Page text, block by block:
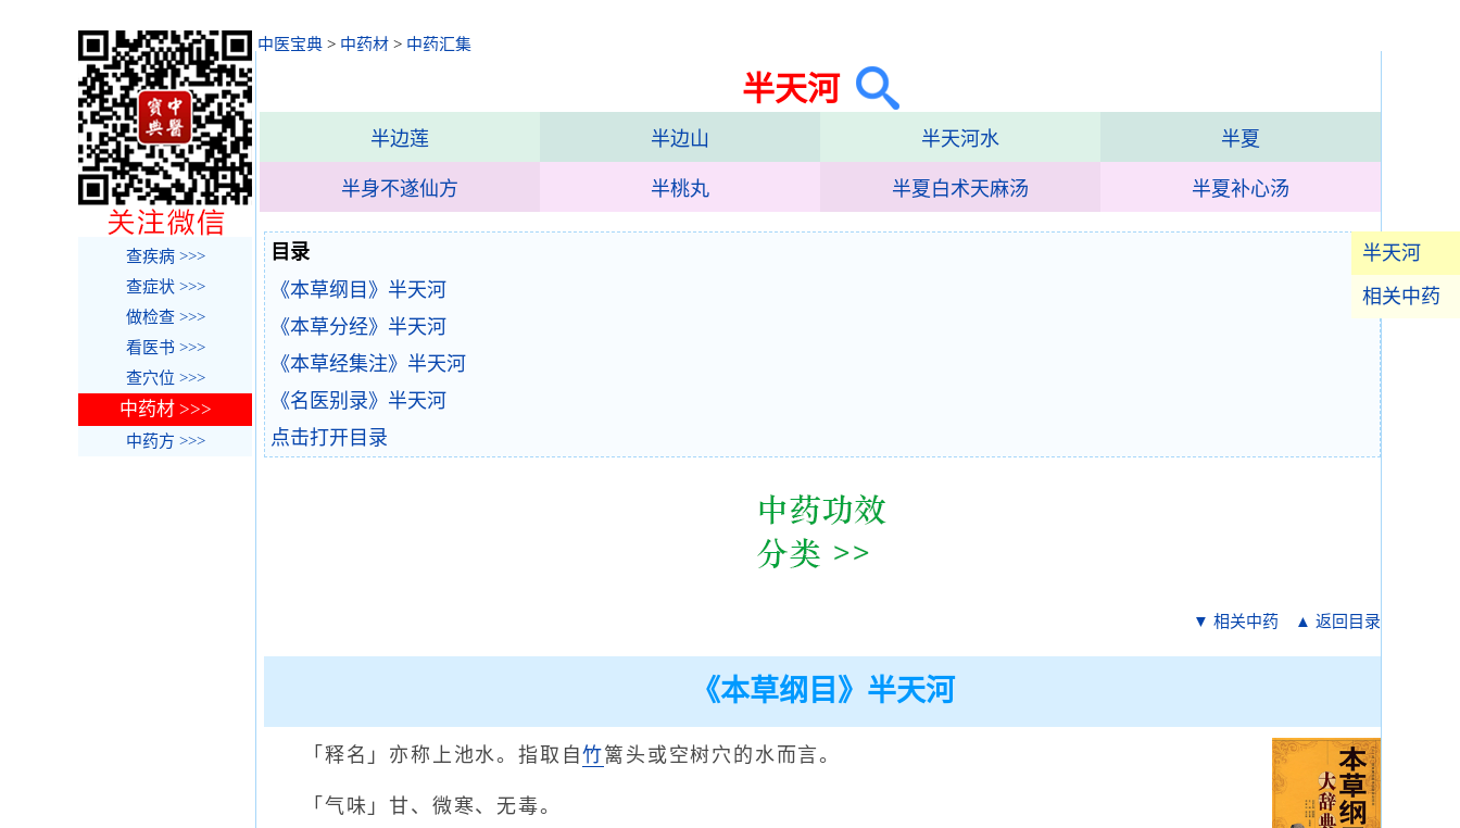
中医宝典 > 中药材 > 中药汇集
半天河
半边莲 半边山 半天河水 半夏
半身不遂仙方 半桃丸 半夏白术天麻汤 半夏补心汤
半天河
相关中药
目录
《本草纲目》半天河
《本草分经》半天河
《本草经集注》半天河
《名医别录》半天河
点击打开目录
▼ 相关中药 ▲ 返回目录
《本草纲目》半天河
「释名」亦称上池水。指取自竹篱头或空树穴的水而言。
「气味」甘、微寒、无毒。
查疾病 >>>
查症状 >>>
做检查 >>>
看医书 >>>
查穴位 >>>
中药材 >>>
中药方 >>>